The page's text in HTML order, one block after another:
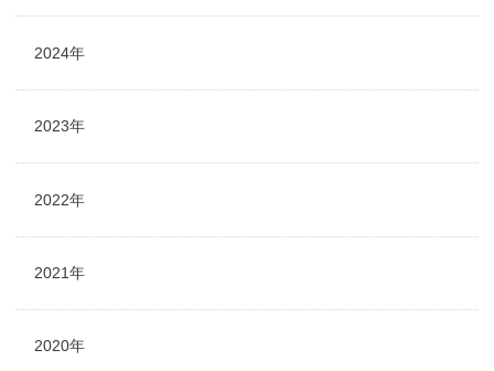
2024年
2023年
2022年
2021年
2020年